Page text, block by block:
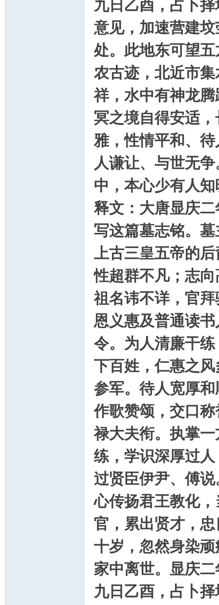
九日乙酉，占卜
意见，加速营建
处。此地东可望
农古迹，北近市
祥，水中有神龙
冥之境自得安适
雅，性情平和、
人谦让、与世无
中，本心少有人
释文：大唐显庆
写这篇墓志铭。
上古三皇五帝的
性超群不凡；志
祖名讳不详，官
恩义惠及普通读
令。为人清廉干
下百姓，仁惠之
参军。待人宽厚
作歌赞颂，交口
禄大夫衔。执掌
练，学识深厚过
过贤臣伊尹、傅
心传扬君王教化
官，累出贤才，
十岁，忽然身染
家中离世。显庆
九日乙酉，占卜